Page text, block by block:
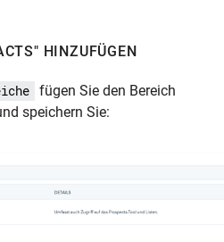
HINZUFÜGEN
fügen Sie den Bereich
speichern Sie: